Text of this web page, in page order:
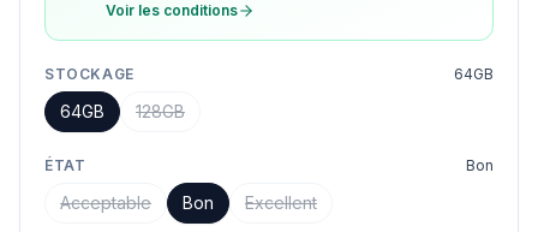
Voir les conditions
STOCKAGE 64GB
64GB 128GB
ÉTAT Bon
Acceptable Bon Excellent